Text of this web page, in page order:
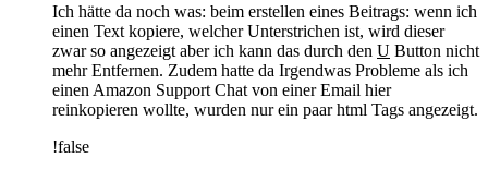
Ich hätte da noch was: beim erstellen eines Beitrags: wenn ich
einen Text kopiere, welcher Unterstrichen ist, wird dieser
zwar so angezeigt aber ich kann das durch den U Button nicht
mehr Entfernen. Zudem hatte da Irgendwas Probleme als ich
einen Amazon Support Chat von einer Email hier
reinkopieren wollte, wurden nur ein paar html Tags angezeigt.
!false